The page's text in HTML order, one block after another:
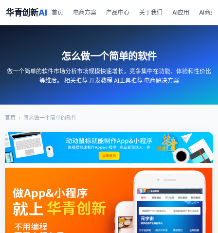
华青创新AI 首页 电商方案 产品中心 关于我们 AI应用 AI商业
怎么做一个简单的软件
做一个简单的软件市场分析市场规模快速增长，竞争集中在功能、体验和性价比
等维度。 相关推荐 开发教程 AI工具推荐 电商解决方案
首页 › 怎么做一个简单的软件